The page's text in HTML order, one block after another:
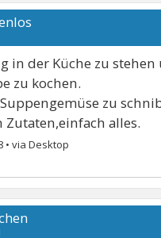
in der Küche zu
zu kochen.
zu
Zutaten,einfach alles.
•